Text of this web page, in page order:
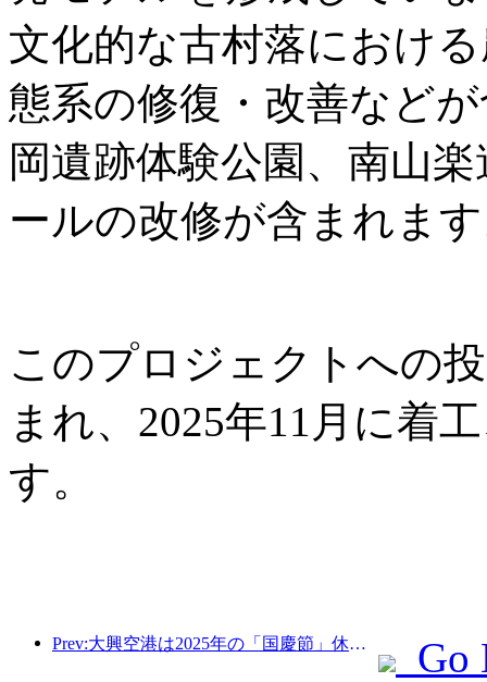
文化的な古村落におけ
態系の修復・改善など
岡遺跡体験公園、南山
ールの改修が含まれま
このプロジェクトへの
まれ、2025年11月に着
す。
Prev:大興空港は2025年の「国慶節」休暇中に130万人以上の乗客を輸送する予定だ。
Go